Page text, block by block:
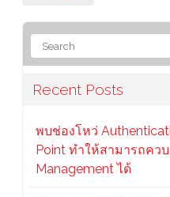
Recent Posts
พบช่องโหว่
Point ทำให้สามารถคว
Management ได้